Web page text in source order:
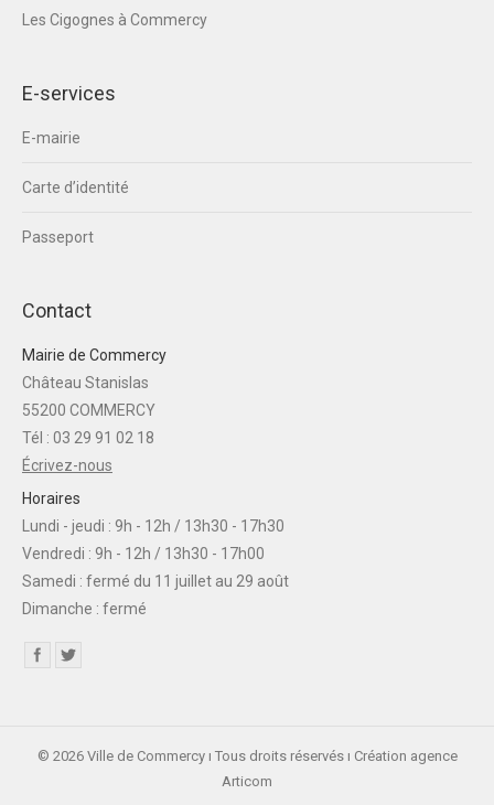
Les Cigognes à Commercy
E-services
E-mairie
Carte d’identité
Passeport
Contact
Mairie de Commercy
Château Stanislas
55200 COMMERCY
Tél : 03 29 91 02 18
Écrivez-nous
Horaires
Lundi - jeudi : 9h - 12h / 13h30 - 17h30
Vendredi : 9h - 12h / 13h30 - 17h00
Samedi : fermé du 11 juillet au 29 août
Dimanche : fermé
Find us on:
© 2026 Ville de Commercy ı Tous droits réservés ı Création agence
Articom